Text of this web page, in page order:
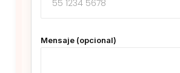
Mensaje (opcional)